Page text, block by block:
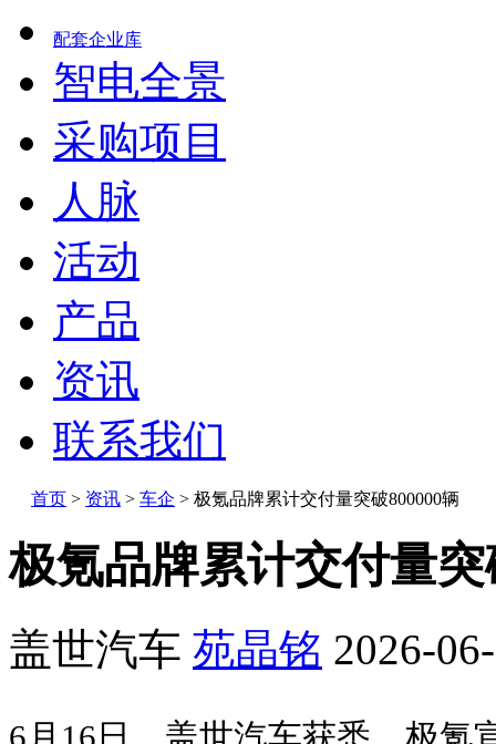
配套企业库
智电全景
采购项目
人脉
活动
产品
资讯
联系我们
首页 > 资讯 > 车企 > 极氪品牌累计交付量突破800000辆
极氪品牌累计交付量突
盖世汽车 苑晶铭 2026-